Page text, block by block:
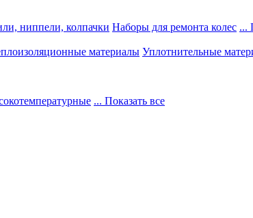
ниппели, колпачки Наборы для ремонта колес ...
материалы Уплотнительные
... Показать все